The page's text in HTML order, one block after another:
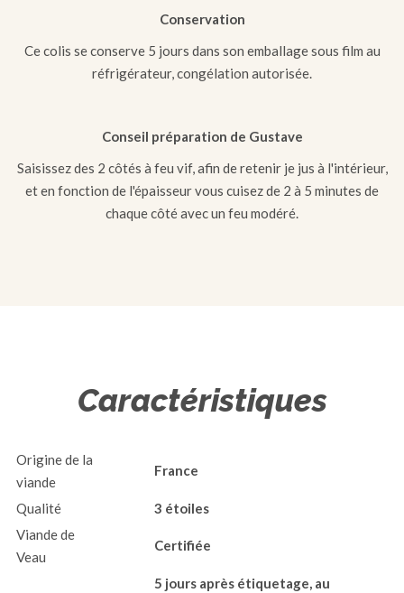
Conservation
Ce colis se conserve 5 jours dans son emballage sous film au
réfrigérateur, congélation autorisée.
Conseil préparation de Gustave
Saisissez des 2 côtés à feu vif, afin de retenir je jus à l'intérieur,
et en fonction de l'épaisseur vous cuisez de 2 à 5 minutes de
chaque côté avec un feu modéré.
Caractéristiques
Origine de la
viande
France
Qualité
3 étoiles
Viande de
Veau
Certifiée
5 jours après étiquetage, au